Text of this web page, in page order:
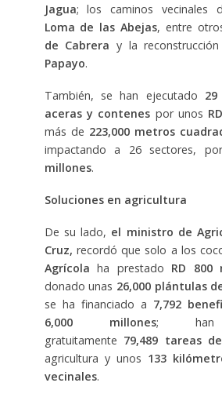
Jagua; los caminos vecinales
Loma de las Abejas, entre
de Cabrera y la
Papayo.
También, se han ejecutado
aceras y contenes por unos
más de 223,000 metros
impactando a 26 sectores,
millones.
Soluciones en agricultura
De su lado, el ministro de
Cruz, recordó que solo a los
Agrícola ha prestado RD 800
donado unas 26,000 plántulas
se ha financiado a 7,792
6,000 millones; han
gratuitamente 79,489 tareas
agricultura y unos 133
vecinales.